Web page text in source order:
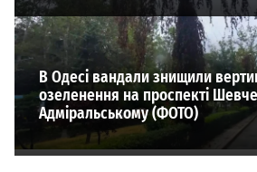
В Одесі вандали знищили
озеленення на проспекті
Адміральському (ФОТО)